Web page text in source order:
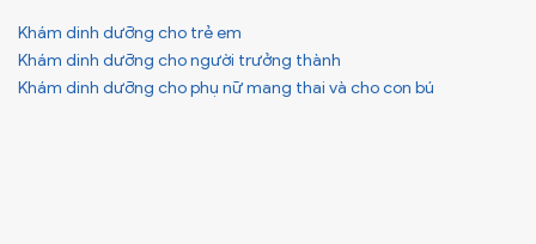
Khám dinh dưỡng cho trẻ em
Khám dinh dưỡng cho người trưởng thành
Khám dinh dưỡng cho phụ nữ mang thai và cho con bú